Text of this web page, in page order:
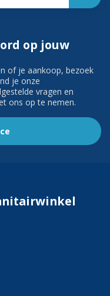
op jouw
of je aankoop, bezoek
je onze
vragen en
ons op te nemen.